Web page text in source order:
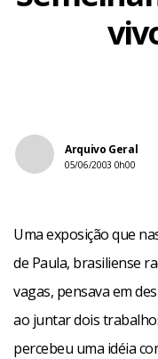
Arquivo Geral
05/06/2003 0h00
Uma exposição que
de Paula, brasiliense
vagas, pensava em
ao juntar dois
percebeu uma idéia